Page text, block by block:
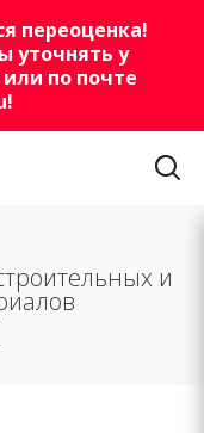
переоценка!
уточнять у
по почте
!
и